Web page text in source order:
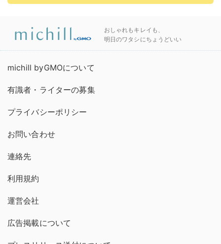
おしゃれもキレイも、
明日のワタシにちょうどいい
michill byGMOについて
有識者・ライターの募集
プライバシーポリシー
お問い合わせ
連絡先
利用規約
運営会社
広告掲載について